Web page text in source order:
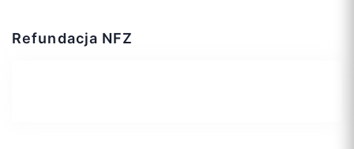
Refundacja NFZ